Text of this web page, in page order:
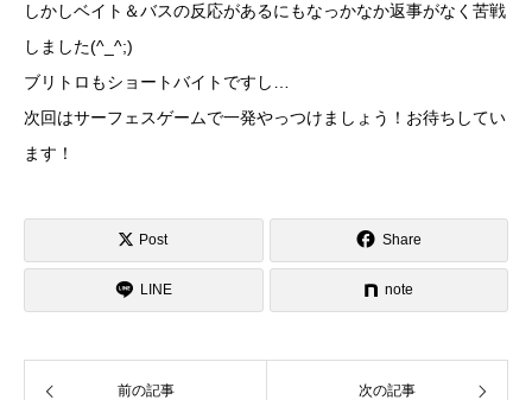
しかしベイト＆バスの反応があるにもなっかなか返事がなく苦戦
しました(^_^;)
ブリトロもショートバイトですし…
次回はサーフェスゲームで一発やっつけましょう！お待ちしてい
ます！
Post Share
LINE note
前の記事 次の記事